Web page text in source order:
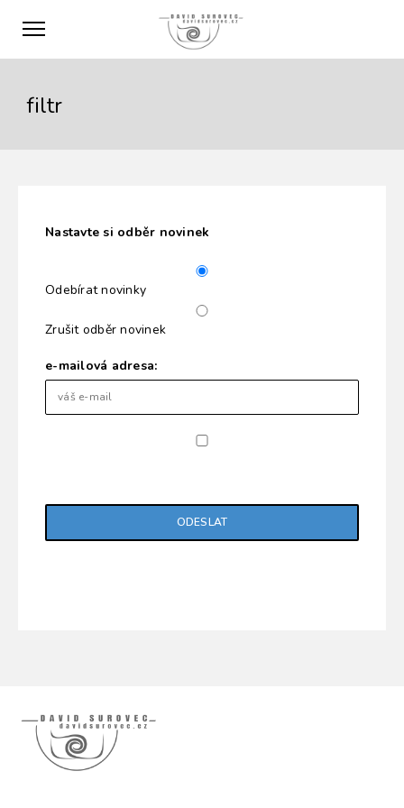
filtr
Nastavte si odběr novinek
Odebírat novinky
Zrušit odběr novinek
e-mailová adresa: